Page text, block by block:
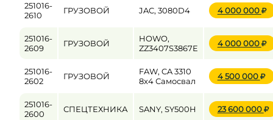
251016-
2610
ГРУЗОВОЙ JAC, 3080D4 4 000 000
251016-
2609
ГРУЗОВОЙ
HOWO,
ZZ3407S3867E
4 000 000
251016-
2602
ГРУЗОВОЙ
FAW, CA 3310
8x4 Самосвал
4 500 000
251016-
2600
СПЕЦТЕХНИКА SANY, SY500H 23 600 000